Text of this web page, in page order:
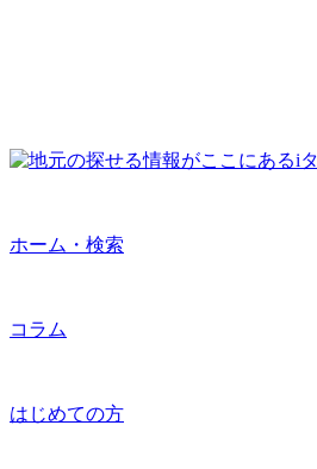
ホーム・検索
コラム
はじめての方